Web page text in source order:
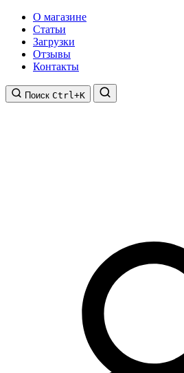
О магазине
Статьи
Загрузки
Отзывы
Контакты
Поиск Ctrl+K